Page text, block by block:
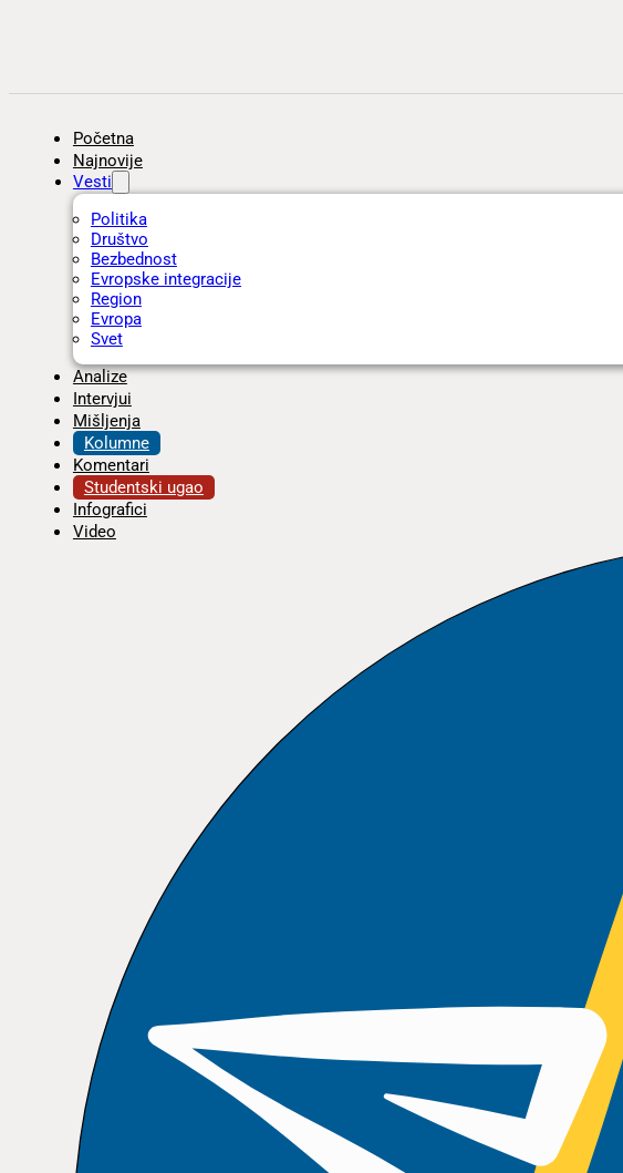
Početna
Najnovije
Vesti
Politika
Društvo
Bezbednost
Evropske integracije
Region
Evropa
Svet
Analize
Intervjui
Mišljenja
Kolumne
Komentari
Studentski ugao
Infografici
Video